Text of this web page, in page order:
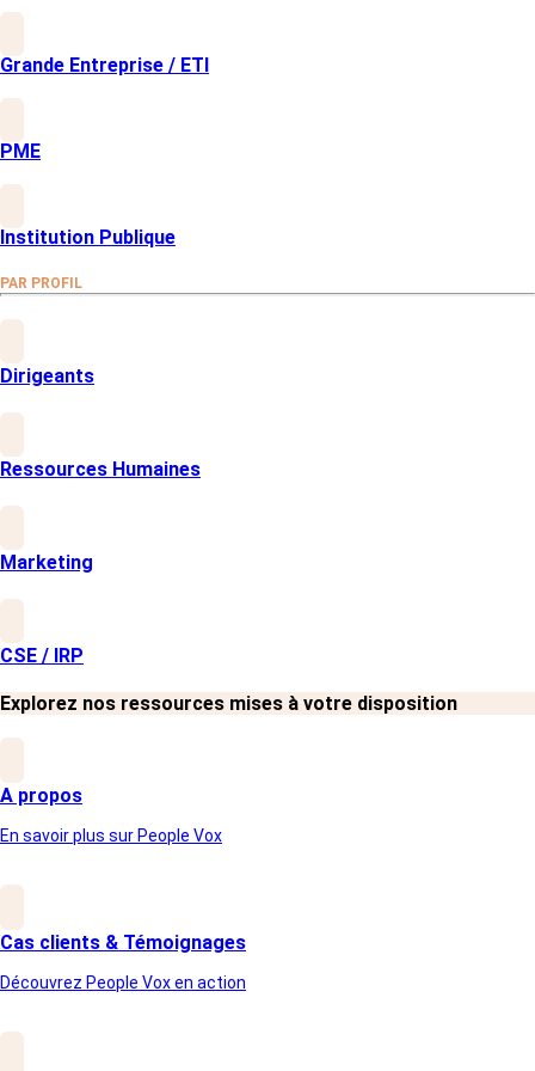
Grande Entreprise / ETI
PME
Institution Publique
PAR PROFIL
Dirigeants
Ressources Humaines
Marketing
CSE / IRP
Explorez nos ressources mises à votre disposition
A propos
En savoir plus sur People Vox
Cas clients & Témoignages
Découvrez People Vox en action
Un accompagnement
de cette collaboration ?
"L’un des défis rencontrés concernait l’accès au
questionnaire pour les collaborateurs ne disposant
de courriers postaux. Ce qui nous a permis de
garantir un taux de participation optimal."
L’un des résultats marquants de cette édition est
de BWT en tant que marque employeur, soit une